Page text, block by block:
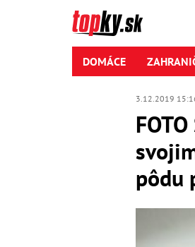
DOMÁCE
3.12.2019
pôdu